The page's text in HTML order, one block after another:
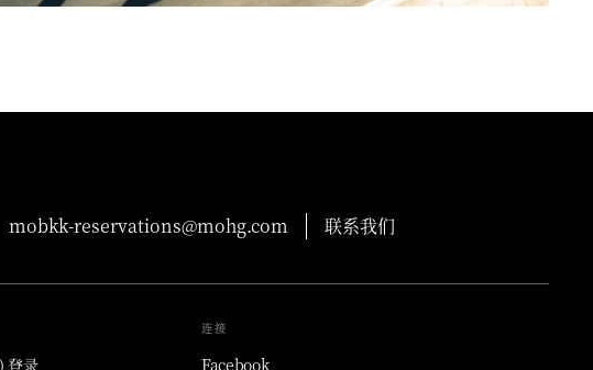
mobkk-reservations@mohg.com 联系我们
登录
连接
Facebook